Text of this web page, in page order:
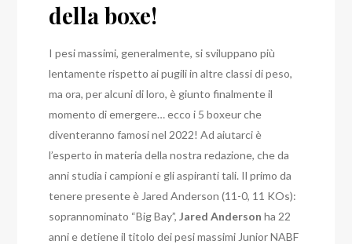
della boxe!
I pesi massimi, generalmente, si sviluppano più
lentamente rispetto ai pugili in altre classi di peso,
ma ora, per alcuni di loro, è giunto finalmente il
momento di emergere… ecco i 5 boxeur che
diventeranno famosi nel 2022! Ad aiutarci è
l’esperto in materia della nostra redazione, che da
anni studia i campioni e gli aspiranti tali. Il primo da
tenere presente è Jared Anderson (11-0, 11 KOs):
soprannominato “Big Bay”,Jared Anderson ha 22
anni e detiene il titolo dei pesi massimi Junior NABF